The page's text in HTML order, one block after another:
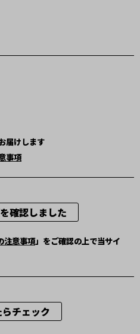
届けします
事項
確認しました
注意事項」をご確認の上で当サイ
チェック